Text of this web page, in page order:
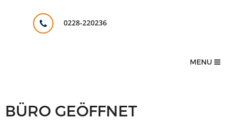
0228-220236
MENU
BÜRO GEÖFFNET